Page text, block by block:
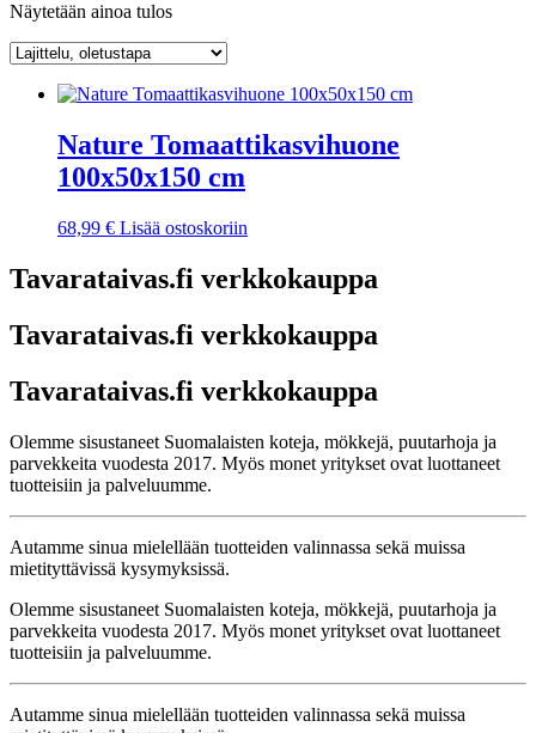
Näytetään ainoa tulos
Nature Tomaattikasvihuone
100x50x150 cm
68,99 € Lisää ostoskoriin
Tavarataivas.fi verkkokauppa
Tavarataivas.fi verkkokauppa
Tavarataivas.fi verkkokauppa
Olemme sisustaneet Suomalaisten koteja, mökkejä, puutarhoja ja
parvekkeita vuodesta 2017. Myös monet yritykset ovat luottaneet
tuotteisiin ja palveluumme.
Autamme sinua mielellään tuotteiden valinnassa sekä muissa
mietityttävissä kysymyksissä.
Olemme sisustaneet Suomalaisten koteja, mökkejä, puutarhoja ja
parvekkeita vuodesta 2017. Myös monet yritykset ovat luottaneet
tuotteisiin ja palveluumme.
Autamme sinua mielellään tuotteiden valinnassa sekä muissa